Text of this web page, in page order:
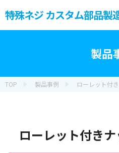
特殊ネジ カスタム部品製
製品
TOP 製品事例 ローレット付
ローレット付きナ